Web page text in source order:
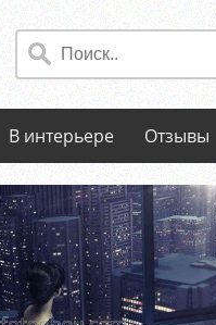
В интерьере Отзывы